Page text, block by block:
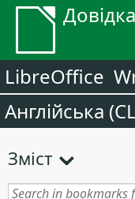
LibreOffice
Англійська
Зміст